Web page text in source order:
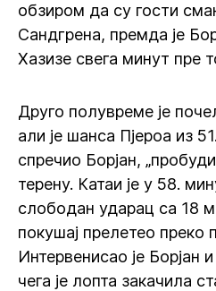
обзиром да су гости
Сандгрена, премда је
Хазизе свега минут пре
Друго полувреме је
али је шанса Пјероа из
спречио Борјан,
терену. Катаи је у 58.
слободан ударац са 18
покушај прелетео преко
Интервенисао је Борјан
чега је лопта закачила